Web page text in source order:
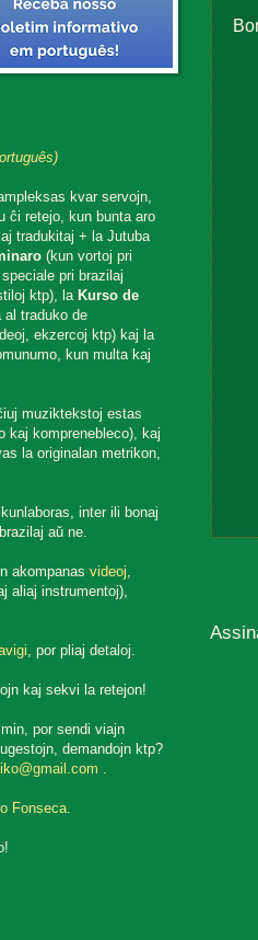
kvar servojn,
ĉi retejo, kun bunta aro
tradukitaj + la Jutuba
(kun vortoj pri
pri brazilaj
ktp), la Kurso de
al traduko de
ekzercoj ktp) kaj la
kun multa kaj
muziktekstoj estas
kaj komprenebleco), kaj
la originalan metrikon,
inter ili bonaj
aŭ ne.
akompanasvideoj,
aliaj instrumentoj),
, por pliaj detaloj.
kaj sekvi la retejon!
por sendi viajn
demandojn ktp?
.
Fonseca.